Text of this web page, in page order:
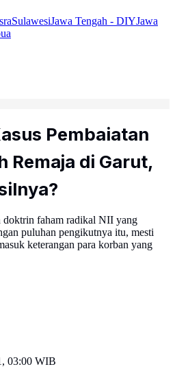
SulawesiJawa Tengah - DIYJawa
Pembaiatan
Remaja di Garut,
doktrin faham radikal NII yang
puluhan pengikutnya itu, mesti
keterangan para korban yang
03:00 WIB